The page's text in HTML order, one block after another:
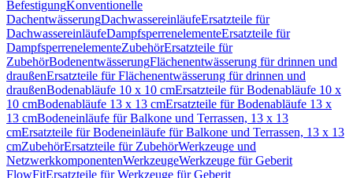
BefestigungKonventionelle
DachentwässerungDachwassereinläufeErsatzteile für
DachwassereinläufeDampfsperrenelementeErsatzteile für
DampfsperrenelementeZubehörErsatzteile für
ZubehörBodenentwässerungFlächenentwässerung für drinnen und
draußenErsatzteile für Flächenentwässerung für drinnen und
draußenBodenabläufe 10 x 10 cmErsatzteile für Bodenabläufe 10 x
10 cmBodenabläufe 13 x 13 cmErsatzteile für Bodenabläufe 13 x
13 cmBodeneinläufe für Balkone und Terrassen, 13 x 13
cmErsatzteile für Bodeneinläufe für Balkone und Terrassen, 13 x 13
cmZubehörErsatzteile für ZubehörWerkzeuge und
NetzwerkkomponentenWerkzeugeWerkzeuge für Geberit
FlowFitErsatzteile für Werkzeuge für Geberit